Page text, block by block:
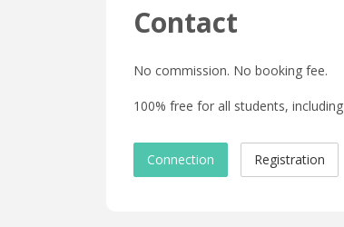
Contact
No commission. No booking fee.
100% free for all students,
Connection Registration